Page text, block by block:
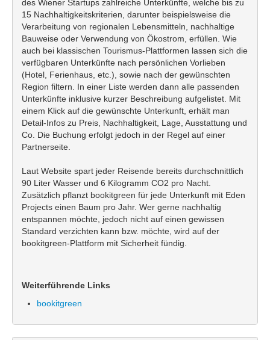
des Wiener Startups zahlreiche Unterkünfte, welche bis zu
15 Nachhaltigkeitskriterien, darunter beispielsweise die
Verarbeitung von regionalen Lebensmitteln, nachhaltige
Bauweise oder Verwendung von Ökostrom, erfüllen. Wie
auch bei klassischen Tourismus-Plattformen lassen sich die
verfügbaren Unterkünfte nach persönlichen Vorlieben
(Hotel, Ferienhaus, etc.), sowie nach der gewünschten
Region filtern. In einer Liste werden dann alle passenden
Unterkünfte inklusive kurzer Beschreibung aufgelistet. Mit
einem Klick auf die gewünschte Unterkunft, erhält man
Detail-Infos zu Preis, Nachhaltigkeit, Lage, Ausstattung und
Co. Die Buchung erfolgt jedoch in der Regel auf einer
Partnerseite.
Laut Website spart jeder Reisende bereits durchschnittlich
90 Liter Wasser und 6 Kilogramm CO2 pro Nacht.
Zusätzlich pflanzt bookitgreen für jede Unterkunft mit Eden
Projects einen Baum pro Jahr. Wer gerne nachhaltig
entspannen möchte, jedoch nicht auf einen gewissen
Standard verzichten kann bzw. möchte, wird auf der
bookitgreen-Plattform mit Sicherheit fündig.
Weiterführende Links
bookitgreen